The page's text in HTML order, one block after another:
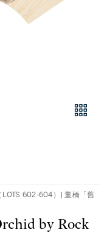
LOTS 602-604）| 董橋「舊
by Rock